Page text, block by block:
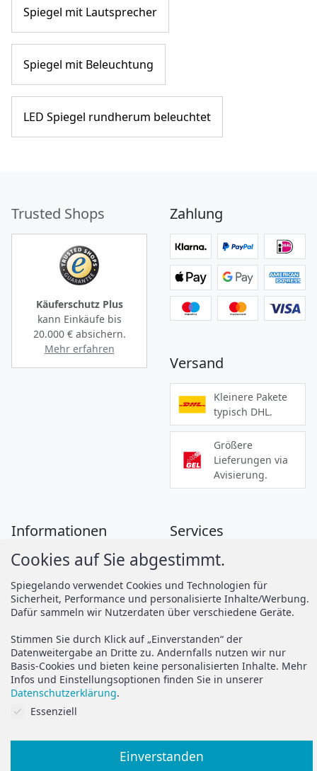
Spiegel mit Lautsprecher
Spiegel mit Beleuchtung
LED Spiegel rundherum beleuchtet
Trusted Shops
Käuferschutz Plus
kann Einkäufe bis
20.000 €absichern.
Mehr erfahren
Zahlung
Versand
Kleinere Pakete
typisch DHL.
Größere
Lieferungen via
Avisierung.
Informationen
Zahlung
Versand
AGB
Vertrag widerrufen
Datenschutz
Impressum
Services
Montageanleitungen
Spiegelando Magazin
Support
Brauchen Sie Hilfe oder
haben Sie Fragen?
Cookies auf Sie abgestimmt.
Spiegelando verwendet Cookies und Technologien für
Sicherheit, Performance und personalisierte Inhalte/Werbung.
Dafür sammeln wir Nutzerdaten über verschiedene Geräte.
Stimmen Sie durch Klick auf „Einverstanden“ der
Datenweitergabe an Dritte zu. Andernfalls nutzen wir nur
Basis-Cookies und bieten keine personalisierten Inhalte. Mehr
Infos und Einstellungsoptionen finden Sie in unserer
Datenschutzerklärung.
Cookies auf Sie abgestimmt.
Essenziell
Einverstanden